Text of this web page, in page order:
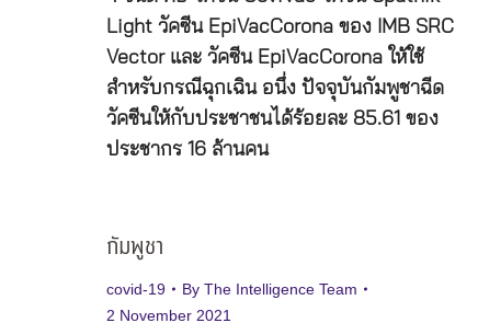
Light วัคซีน EpiVacCorona ของ IMB SRC
Vector และ วัคซีน EpiVacCorona ให้ใช้
สำหรับกรณีฉุกเฉิน อนึ่ง ปัจจุบันกัมพูชาฉีด
วัคซีนให้กับประชาชนได้ร้อยละ 85.61 ของ
ประชากร 16 ล้านคน
กัมพูชา
covid-19 By The Intelligence Team
2 November 2021